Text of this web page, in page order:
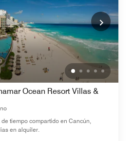
Ocean Resort Villas &
tiempo compartido en Cancún,
en alquiler.